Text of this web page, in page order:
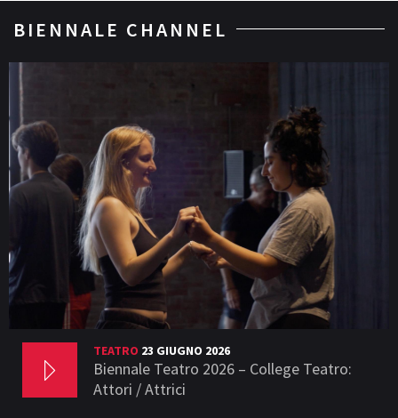
BIENNALE CHANNEL
TEATRO 23 GIUGNO 2026
Biennale Teatro 2026 – College Teatro:
Attori / Attrici